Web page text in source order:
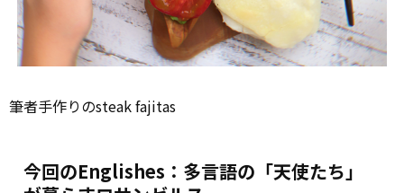
筆者手作りのsteak fajitas
今回のEnglishes：多言語の「天使たち」